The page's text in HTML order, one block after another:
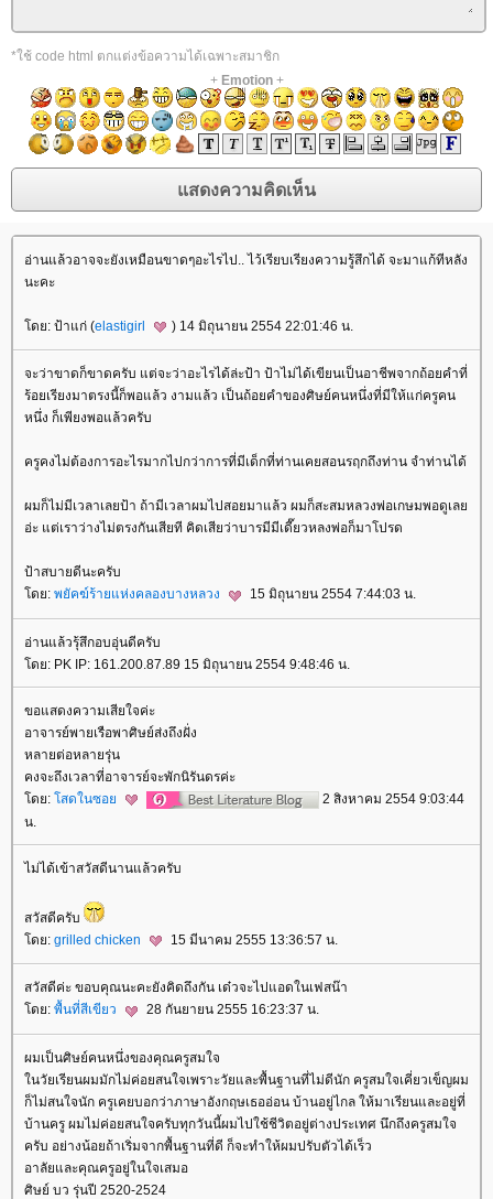
*ใช้ code html ตกแต่งข้อความได้เฉพาะสมาชิก
+ Emotion+
อ่านแล้วอาจจะยังเหมือนขาดๆอะไรไป.. ไว้เรียบเรียงความรู้สึกได้ จะมาแก้ทีหลัง
นะคะ
ดย: ป้าแก่ (elastigirl ) 14 มิถุนายน 2554 22:01:46 น.
จะว่าขาดก็ขาดครับ แต่จะว่าอะไรได้ล่ะป้า ป้าไม่ได้เขียนเป็นอาชีพจากถ้อยคำที่
ร้อยเรียงมาตรงนี้ก็พอแล้ว งามแล้ว เป็นถ้อยคำของศิษย์คนหนึ่งที่มีให้แก่ครูคน
หนึ่ง ก็เพียงพอแล้วครับ
ครูคงไม่ต้องการอะไรมากไปกว่าการที่มีเด็กที่ท่านเคยสอนรฤกถึงท่าน จำท่านได้
ผมก็ไม่มีเวลาเลยป้า ถ้ามีเวลาผมไปสอยมาแล้ว ผมก็สะสมหลวงพ่อเกษมพอดูเล
อ่ะ แต่เราว่างไม่ตรงกันเสียที คิดเสียว่าบารมีมีเดี๊ยวหลงพ่อก็มาโปรด
ป้าสบายดีนะครับ
ดย: พยัคฆ์ร้ายแห่งคลองบางหลวง 15 มิถุนายน 2554 7:44:03 น.
อ่านแล้วรุ้สึกอบอุ่นดีครับ
ดย: PK IP: 161.200.87.89 15 มิถุนายน 2554 9:48:46 น.
ขอแสดงความเสียใจค่ะ
อาจารย์พายเรือพาศิษย์ส่งถึงฝั่ง
หลายต่อหลายรุ่น
คงจะถึงเวลาที่อาจารย์จะพักนิรันดรค่ะ
ดย: สดในซอ
2 สิงหาคม 2554 9:03:44
น.
ไม่ได้เข้าสวัสดีนานแล้วครับ
สวัสดีครับ
ดย: grilled chicken 15 มีนาคม 2555 13:36:57 น.
สวัสดีค่ะ ขอบคุณนะคะยังคิดถึงกัน เด๋วจะไปแอดในเฟสน๊า
ดย: พื้นที่สีเขียว 28 กันยายน 2555 16:23:37 น.
ผมเป็นศิษย์คนหนึ่งของคุณครูสมใจ
นวัยเรียนผมมักไม่ค่อยสนใจเพราะวัยและพื้นฐานที่ไม่ดีนัก ครูสมใจเคี่ยวเข็ญผม
ก็ไม่สนใจนัก ครูเคยบอกว่าภาษาอังกฤษเธออ่อน บ้านอยู่ไกล ให้มาเรียนและอยู่ที่
บ้านครู ผมไม่ค่อยสนใจครับทุกวันนี้ผมไปใช้ชีวิตอยู่ต่างประเทศ นึกถึงครูสมใจ
ครับ อย่างน้อยถ้าเริ่มจากพื้นฐานที่ดี ก็จะทำให้ผมปรับตัวได้เร็ว
อาลัยและคุณครูอยู่ในใจเสมอ
ศิษย์ บว รุ่นปี 2520-2524